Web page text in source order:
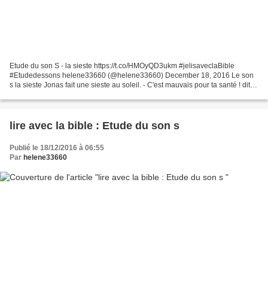
Etude du son S - la sieste https://t.co/HMOyQD3ukm #jelisaveclaBible
#Etudedessons helene33660 (@helene33660) December 18, 2016 Le son
s la sieste Jonas fait une sieste au soleil. - C'est mauvais pour ta santé ! dit
lire avec la bible : Etude du son s
Publié le 18/12/2016 à 06:55
Par helene33660